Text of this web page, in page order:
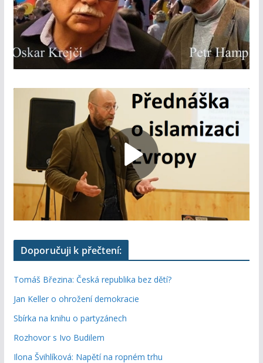
Doporučuji k přečtení:
Tomáš Březina: Česká republika bez dětí?
Jan Keller o ohrožení demokracie
Sbírka na knihu o partyzánech
Rozhovor s Ivo Budilem
Ilona Švihlíková: Napětí na ropném trhu